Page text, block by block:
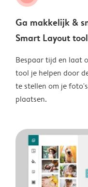
Ga makkelijk &
Smart Layout tool
Bespaar tijd en laat
tool je helpen door
te stellen om je
plaatsen.